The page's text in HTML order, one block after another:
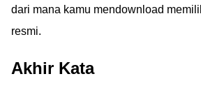
dari mana kamu mendownload
resmi.
Akhir Kata